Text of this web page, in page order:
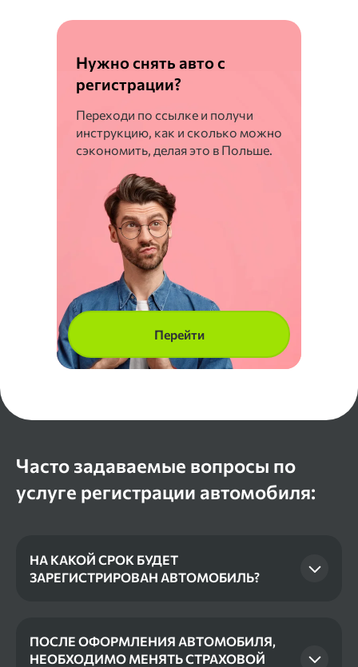
Нужно снять авто с
регистрации?
Переходи по ссылке и получи
инструкцию, как и сколько можно
сэкономить, делая это в Польше.
Перейти
Часто задаваемые вопросы по
услуге регистрации автомобиля:
НА КАКОЙ СРОК БУДЕТ
ЗАРЕГИСТРИРОВАН АВТОМОБИЛЬ?
ПОСЛЕ ОФОРМЛЕНИЯ АВТОМОБИЛЯ,
НЕОБХОДИМО МЕНЯТЬ СТРАХОВОЙ